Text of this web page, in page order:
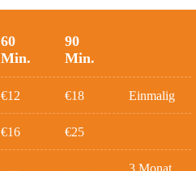
60
Min.
90
Min.
€12 €18 Einmalig
€16 €25
3 Monat